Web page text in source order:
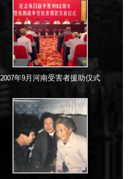
2007年9月河南受害者援助仪式